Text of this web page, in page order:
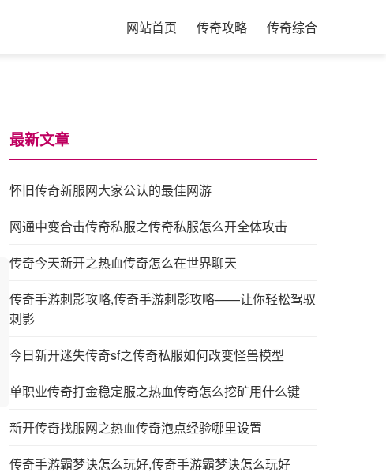
网站首页 传奇攻略 传奇综合
最新文章
怀旧传奇新服网大家公认的最佳网游
网通中变合击传奇私服之传奇私服怎么开全体攻击
传奇今天新开之热血传奇怎么在世界聊天
传奇手游刺影攻略,传奇手游刺影攻略——让你轻松驾驭
刺影
今日新开迷失传奇sf之传奇私服如何改变怪兽模型
单职业传奇打金稳定服之热血传奇怎么挖矿用什么键
新开传奇找服网之热血传奇泡点经验哪里设置
传奇手游霸梦诀怎么玩好,传奇手游霸梦诀怎么玩好